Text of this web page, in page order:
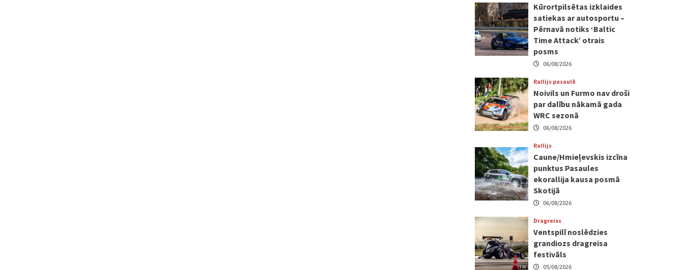
Kūrortpilsētas izklaides
satiekas ar autosportu –
Pērnavā notiks ‘Baltic
Time Attack’ otrais
posms
06/08/2026
Rallijs pasaulē
Noivils un Furmo nav droši
par dalību nākamā gada
WRC sezonā
06/08/2026
Rallijs
Caune/Hmieļevskis izcīna
punktus Pasaules
ekorallija kausa posmā
Skotijā
06/08/2026
Dragreiss
Ventspilī noslēdzies
grandiozs dragreisa
festivāls
05/08/2026